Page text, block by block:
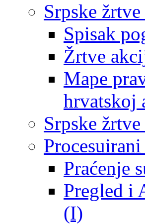
Srpske
Spisak
Žrtve
Mape
hrvatskoj
Srpske
Praćenje
Pregled i
(I)